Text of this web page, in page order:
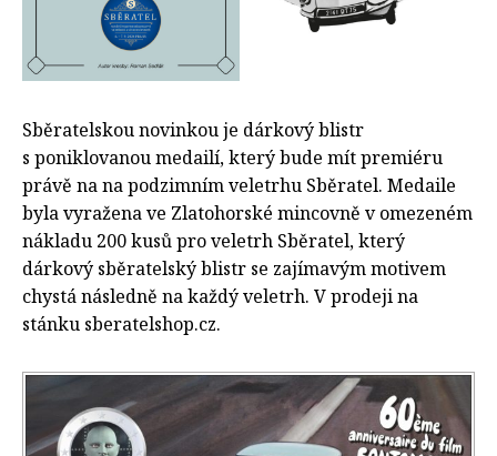
Sběratelskou novinkou je dárkový blistr
s poniklovanou medailí, který bude mít premiéru
právě na na podzimním veletrhu Sběratel. Medaile
byla vyražena ve Zlatohorské mincovně v omezeném
nákladu 200 kusů pro veletrh Sběratel, který
dárkový sběratelský blistr se zajímavým motivem
chystá následně na každý veletrh. V prodeji na
stánku sberatelshop.cz.